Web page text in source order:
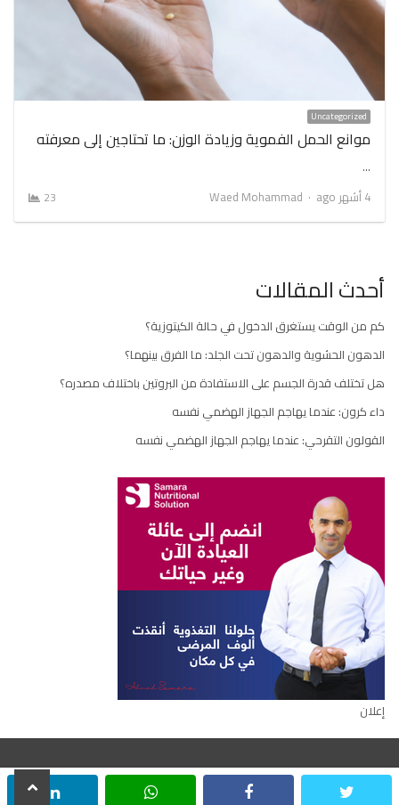
twitter
whatsapp
Uncategorized
موانع الحمل الفموية وزيادة الوزن: ما تحتاجين إلى معرفته
…
4 أشهر ago
Author
Waed Mohammad
23
أحدث المقالات
كم من الوقت يستغرق الدخول في حالة الكيتوزية؟
الدهون الحشوية والدهون تحت الجلد: ما الفرق بينهما؟
هل تختلف قدرة الجسم على الاستفادة من البروتين باختلاف مصدره؟
داء كرون: عندما يهاجم الجهاز الهضمي نفسه
القولون التقرحي: عندما يهاجم الجهاز الهضمي نفسه
إعلان
جميع الحقوق محفوظة © ٢٠٢٢
scroll